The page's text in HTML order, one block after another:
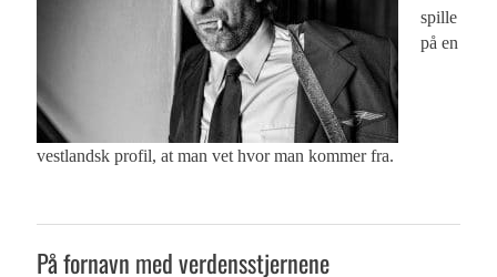
spille
på en
vestlandsk profil, at man vet hvor man kommer fra.
På fornavn med verdensstjernene